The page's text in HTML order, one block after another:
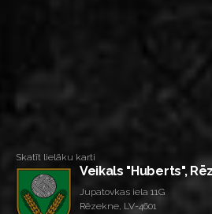
Skatīt lielāku karti
Veikals "Huberts",
Jupatovkas iela 11G
Rēzekne, LV-4601